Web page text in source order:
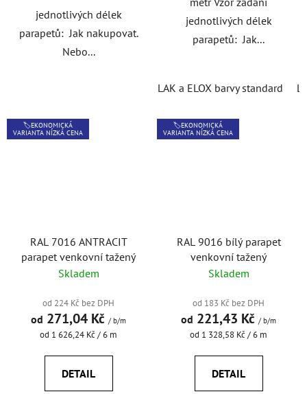
jednotlivých délek
parapetů: Jak nakupovat.
Nebo...
jednotlivých délek
parapetů: Jak...
LAK a ELOX barvy standard
🏷️EKONOMICKÁ
VARIANTA NÍZKÁ CENA
RAL 7016 ANTRACIT
parapet venkovní tažený
Skladem
od 224 Kč bez DPH
od 271,04 Kč / b/m
Měrná
od 1 626,24 Kč / 6 m
DETAIL
🏷️EKONOMICKÁ
VARIANTA NÍZKÁ CENA
RAL 9016 bílý parapet
venkovní tažený
Skladem
od 183 Kč bez DPH
od 221,43 Kč / b/m
Měrná
od 1 328,58 Kč / 6 m
DETAIL